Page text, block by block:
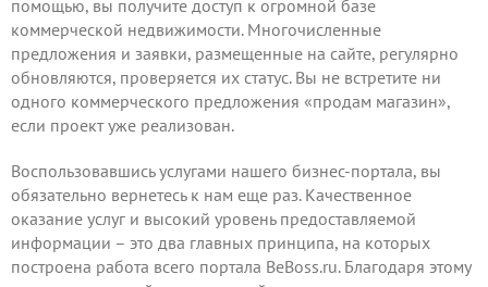
помощью, вы получите доступ к огромной базе
коммерческой недвижимости. Многочисленные
предложения и заявки, размещенные на сайте, регулярно
обновляются, проверяется их статус. Вы не встретите ни
одного коммерческого предложения «продам магазин»,
если проект уже реализован.
Воспользовавшись услугами нашего бизнес-портала, вы
обязательно вернетесь к нам еще раз. Качественное
оказание услуг и высокий уровень предоставляемой
информации – это два главных принципа, на которых
построена работа всего портала BeBoss.ru. Благодаря этому